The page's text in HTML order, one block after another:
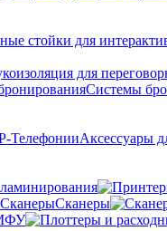
стойки для
Системы
Аксессуары
Сканеры